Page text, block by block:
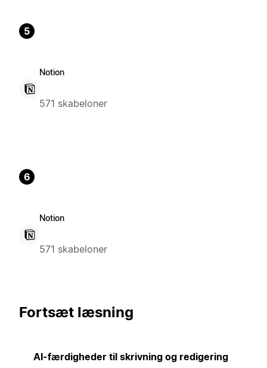
5
Notion
571 skabeloner
6
Notion
571 skabeloner
Fortsæt læsning
AI-færdigheder til skrivning og redigering